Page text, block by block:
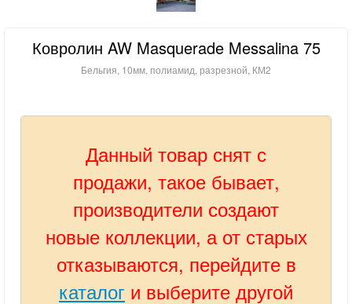
Ковролин AW Masquerade Messalina 75
Бельгия, 10мм, полиамид, разрезной, КМ2
Данный товар снят с
продажи, такое бывает,
производители создают
новые коллекции, а от старых
отказываются, перейдите в
каталог и выберите другой